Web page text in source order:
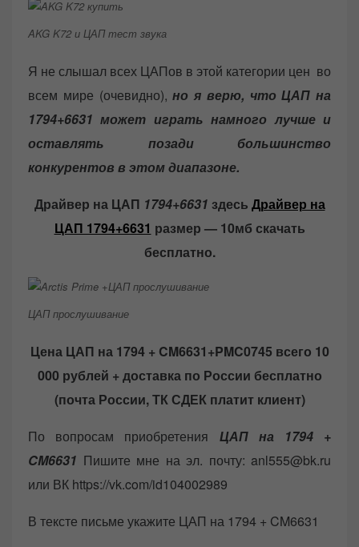
AKG K72 и ЦАП тест звука
Я не слышал всех ЦАПов в этой категории цен во
всем мире (очевидно),но я верю, что ЦАП на
1794+6631 может играть намного лучше и
оставлять позади большинство
конкурентов в этом диапазоне.
Драйвер на ЦАП 1794+6631 здесь Драйвер на
ЦАП 1794+6631 размер — 10мб скачать
бесплатно.
ЦАП прослушивание
Цена ЦАП на 1794 + CM6631+PMC0745 всего 10
000 рублей + доставка по России бесплатно
(почта России, ТК СДЕК платит клиент)
По вопросам приобретения ЦАП на 1794 +
CM6631 Пишите мне на эл. почту: anl555@bk.ru
или ВК https://vk.com/id104002989
В тексте письме укажите ЦАП на 1794 + CM6631